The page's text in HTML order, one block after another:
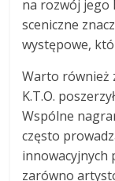
na rozwój jego
sceniczne
występowe,
Warto również
K.T.O.
Wspólne
często
innowacyjnych
zarówno